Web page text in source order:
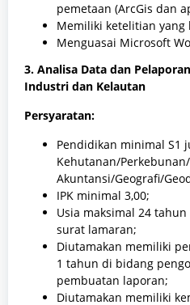
pemetaan (ArcGis dan
Memiliki ketelitian yang
Menguasai Microsoft
3. Analisa Data dan
Industri dan Kelautan
Persyaratan:
Pendidikan minimal S1
Kehutanan/
Akuntansi/Geografi/
IPK minimal 3,00;
Usia maksimal 24
surat lamaran;
Diutamakan memiliki
1 tahun di bidang
pembuatan laporan;
Diutamakan memiliki